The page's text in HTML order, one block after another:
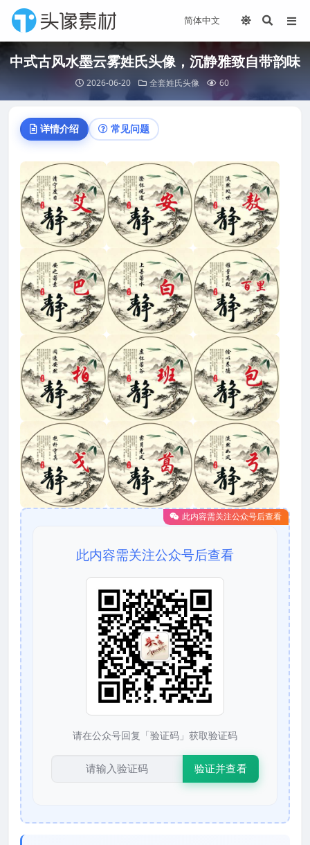
中式古风水墨云雾姓氏头像，沉静雅致自带韵味
2026-06-20 全套姓氏头像 60
详情介绍 常见问题
此内容需关注公众号后查看
此内容需关注公众号后查看
请在公众号回复「验证码」获取验证码
验证并查看